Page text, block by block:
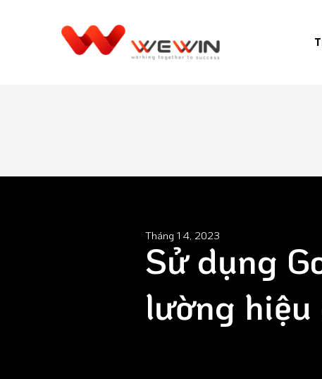
Tháng 1 4, 2023
Sử dụng
lường hiệu